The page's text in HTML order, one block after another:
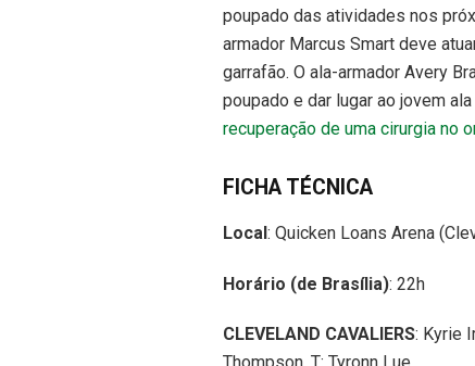
poupado das atividades nos
armador Marcus Smart deve
garrafão. O ala-armador Avery
poupado e dar lugar ao jovem
recuperação de uma cirurgia no
FICHA TÉCNICA
Local: Quicken Loans Arena
Horário (de Brasília): 22h
CLEVELAND CAVALIERS: Kyrie